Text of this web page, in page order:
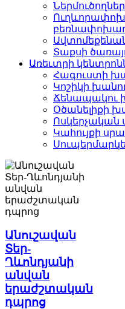
Ներմուծողներ­
Տաքսի
Առեւտրի
Հագուստի
Կոշիկի
Ճենապակու
Օծանելիքի
Ոսկերչական
Կահույքի
Անուշավան
Տեր-
Ղևոնդյանի
անվան
երաժշտական
դպրոց